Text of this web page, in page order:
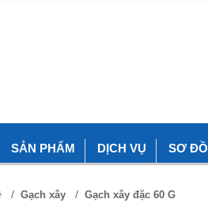
SẢN PHẨM DỊCH VỤ SƠ ĐỒ
/ Gạch xây/ Gạch xây đặc 60 G